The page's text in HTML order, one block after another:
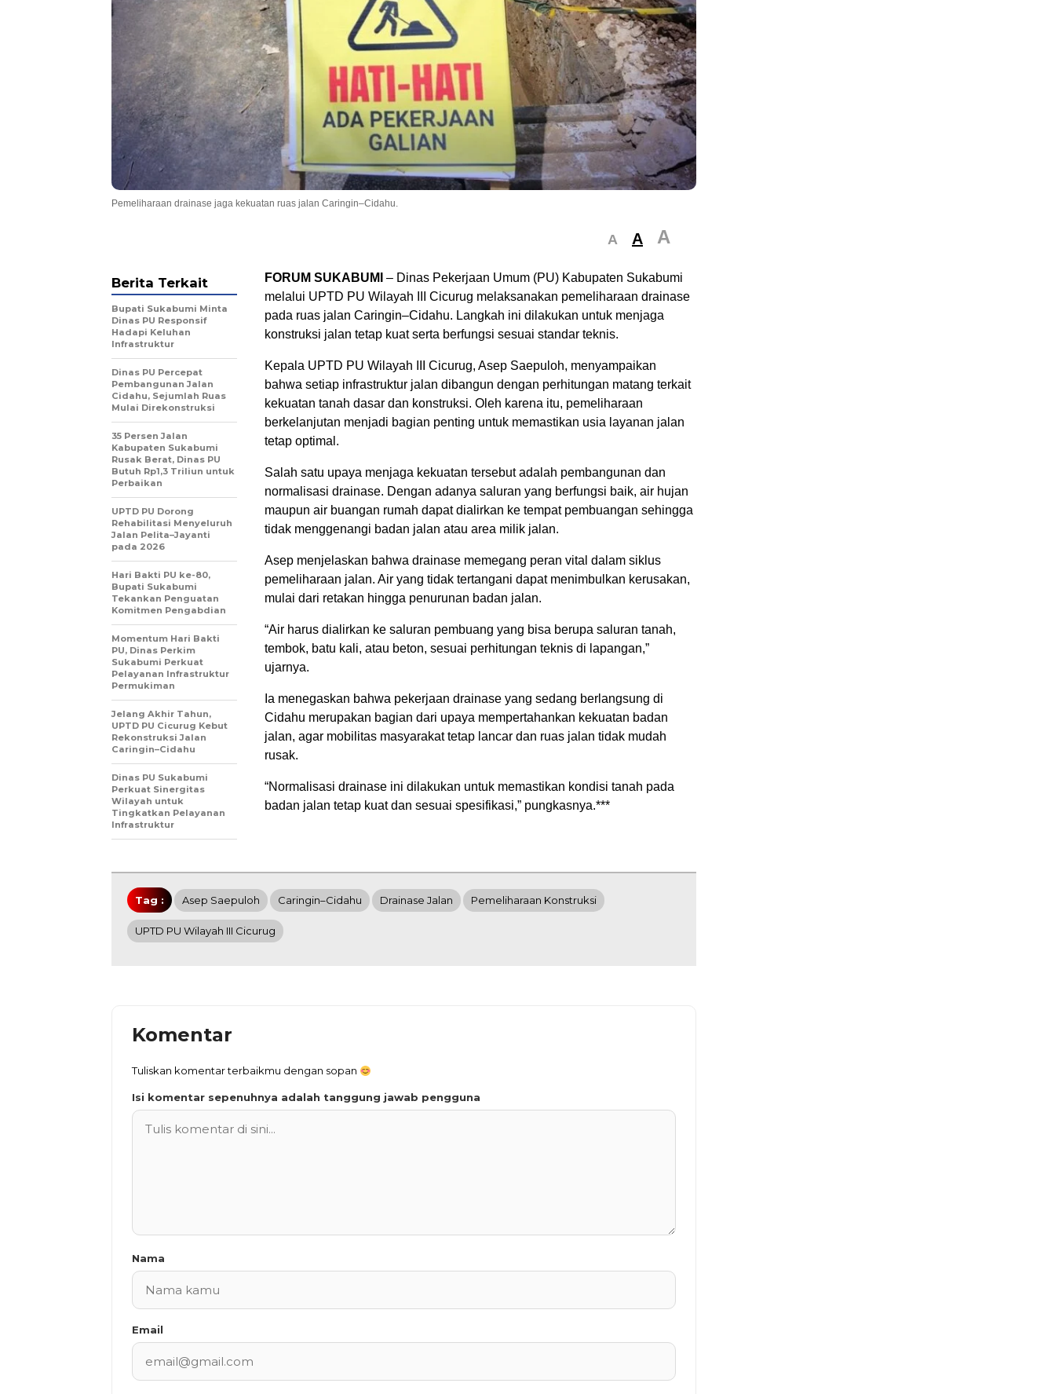
Pemeliharaan drainase jaga kekuatan ruas jalan Caringin–Cidahu.
A A A
FORUM SUKABUMI – Dinas Pekerjaan Umum (PU) Kabupaten Sukabumi
melalui UPTD PU Wilayah III Cicurug melaksanakan pemeliharaan drainase
pada ruas jalan Caringin–Cidahu. Langkah ini dilakukan untuk menjaga
konstruksi jalan tetap kuat serta berfungsi sesuai standar teknis.
Kepala UPTD PU Wilayah III Cicurug, Asep Saepuloh, menyampaikan
bahwa setiap infrastruktur jalan dibangun dengan perhitungan matang terkait
kekuatan tanah dasar dan konstruksi. Oleh karena itu, pemeliharaan
berkelanjutan menjadi bagian penting untuk memastikan usia layanan jalan
tetap optimal.
Salah satu upaya menjaga kekuatan tersebut adalah pembangunan dan
normalisasi drainase. Dengan adanya saluran yang berfungsi baik, air hujan
maupun air buangan rumah dapat dialirkan ke tempat pembuangan sehingga
tidak menggenangi badan jalan atau area milik jalan.
Asep menjelaskan bahwa drainase memegang peran vital dalam siklus
pemeliharaan jalan. Air yang tidak tertangani dapat menimbulkan kerusakan,
mulai dari retakan hingga penurunan badan jalan.
“Air harus dialirkan ke saluran pembuang yang bisa berupa saluran tanah,
tembok, batu kali, atau beton, sesuai perhitungan teknis di lapangan,”
ujarnya.
Ia menegaskan bahwa pekerjaan drainase yang sedang berlangsung di
Cidahu merupakan bagian dari upaya mempertahankan kekuatan badan
jalan, agar mobilitas masyarakat tetap lancar dan ruas jalan tidak mudah
rusak.
“Normalisasi drainase ini dilakukan untuk memastikan kondisi tanah pada
badan jalan tetap kuat dan sesuai spesifikasi,” pungkasnya.***
Berita Terkait
Bupati Sukabumi Minta
Dinas PU Responsif
Hadapi Keluhan
Infrastruktur
Dinas PU Percepat
Pembangunan Jalan
Cidahu, Sejumlah Ruas
Mulai Direkonstruksi
35 Persen Jalan
Kabupaten Sukabumi
Rusak Berat, Dinas PU
Butuh Rp1,3 Triliun untuk
Perbaikan
UPTD PU Dorong
Rehabilitasi Menyeluruh
Jalan Pelita–Jayanti
pada 2026
Hari Bakti PU ke-80,
Bupati Sukabumi
Tekankan Penguatan
Komitmen Pengabdian
Momentum Hari Bakti
PU, Dinas Perkim
Sukabumi Perkuat
Pelayanan Infrastruktur
Permukiman
Jelang Akhir Tahun,
UPTD PU Cicurug Kebut
Rekonstruksi Jalan
Caringin–Cidahu
Dinas PU Sukabumi
Perkuat Sinergitas
Wilayah untuk
Tingkatkan Pelayanan
Infrastruktur
Tag : Asep Saepuloh Caringin–Cidahu Drainase Jalan Pemeliharaan Konstruksi
UPTD PU Wilayah III Cicurug
Komentar
Tuliskan komentar terbaikmu dengan sopan
Isi komentar sepenuhnya adalah tanggung jawab pengguna
Nama
Email